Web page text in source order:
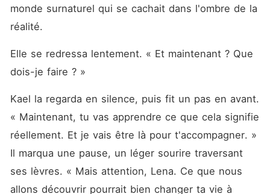
monde surnaturel qui se cachait dans l'ombre de la
réalité.
Elle se redressa lentement. « Et maintenant ? Que
dois-je faire ? »
Kael la regarda en silence, puis fit un pas en avant.
« Maintenant, tu vas apprendre ce que cela signifie
réellement. Et je vais être là pour t'accompagner. »
Il marqua une pause, un léger sourire traversant
ses lèvres. « Mais attention, Lena. Ce que nous
allons découvrir pourrait bien changer ta vie à